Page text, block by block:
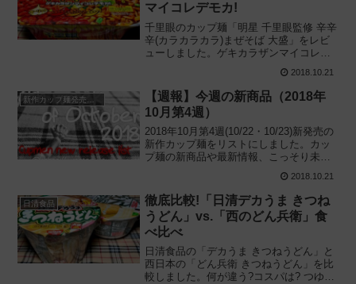
マイコレデモカ!
千里眼のカップ麺「明星 千里眼監修 辛辛
辛(カラカラカラ)まぜそば 大盛」をレビ
ューしました。ゲキカラザンマイコレデ
を実際に食べてみた感想に基づき評価し
ています。2018/10/22新発売
2018.10.21
【週報】今週の新商品（2018年
10月第4週）
2018年10月第4週(10/22・10/23)新発売の
新作カップ麺をリストにしました。カッ
プ麺の新商品や最新情報、こっそり未発
表のタイトルも公開しているので、カッ
プ麺の新製品や新しいニュースが気にな
る方はチェックしてみてください。
2018.10.21
日清食品
徹底比較!「日清デカうま きつね
うどん」vs.「西のどん兵衛」食
べ比べ
日清食品の「デカうま きつねうどん」と
西日本の「どん兵衛 きつねうどん」を比
較しました。何が違う?コスパは? つゆの